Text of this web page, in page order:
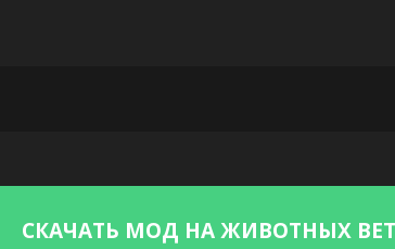
СКАЧАТЬ МОД НА ЖИВОТНЫХ